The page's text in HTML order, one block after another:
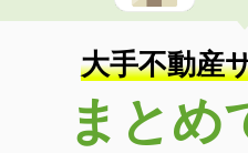
大手不動産
まとめ